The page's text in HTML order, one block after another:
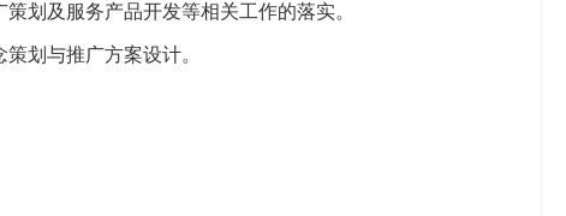
策划及 服务产品开发等相关工作的落实。
策划与推广方案设计。